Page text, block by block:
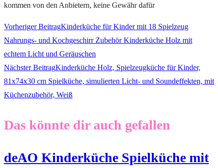
kommen von den Anbietern, keine Gewähr dafür
Weitere
Artikel
ansehen
Vorheriger BeitragKinderküche für Kinder mit 18 Spielzeug
Nahrungs- und Kochgeschirr Zubehör Kinderküche Holz mit
echtem Licht und Geräuschen
Nächster BeitragKinderküche Holz, Spielzeugküche für Kinder,
81x74x30 cm Spielküche, simulierten Licht- und Soundeffekten, mit
Küchenzubehör, Weiß
Das könnte dir auch gefallen
deAO Kinderküche Spielküche mit